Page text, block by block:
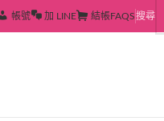
帳號 加 LINE 結帳FAQS搜尋